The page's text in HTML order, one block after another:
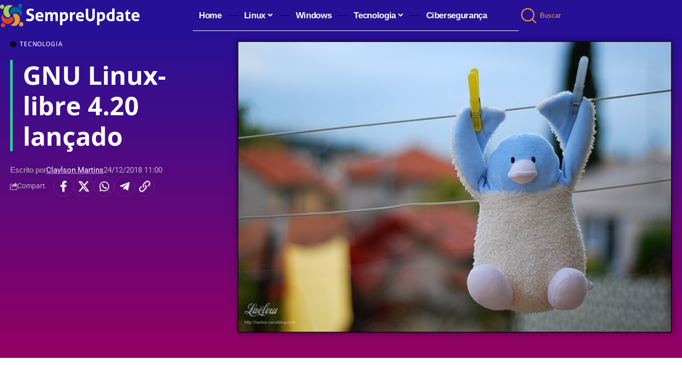
Home Linux Windows Tecnologia Cibersegurança Buscar
TECNOLOGIA
GNU Linux-
libre 4.20
lançado
Escrito porClaylson Martins24/12/2018 11:00
Compart.